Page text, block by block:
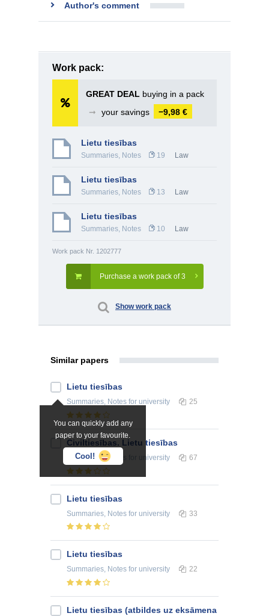
Author's comment
Work pack:
GREAT DEAL buying in a pack
➞
your savings −9,98 €
Lietu tiesības
Summaries, Notes 19 Law
Lietu tiesības
Summaries, Notes 13 Law
Lietu tiesības
Summaries, Notes 10 Law
Work pack Nr. 1202777
Purchase a work pack of 3
Show work pack
Similar papers
You can quickly add any
paper to your favourite.
Cool!
Lietu tiesības
Summaries, Notes for university 25
Civiltiesības. Lietu tiesības
Summaries, Notes for university 67
Lietu tiesības
Summaries, Notes for university 33
Lietu tiesības
Summaries, Notes for university 22
Lietu tiesības (atbildes uz eksāmena